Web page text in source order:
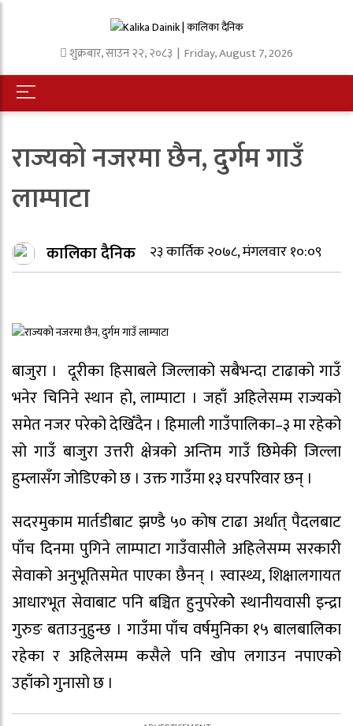
शुक्रबार,साउन२२,२०८३ | Friday, August 7, 2026
राज्यको नजरमा छैन, दुर्गम गाउँ
लाम्पाटा
कालिका दैनिक २३ कार्तिक २०७८, मंगलवार १०:०९
बाजुरा । दूरीका हिसाबले जिल्लाको सबैभन्दा टाढाको गाउँ
भनेर चिनिने स्थान हो, लाम्पाटा । जहाँ अहिलेसम्म राज्यको
समेत नजर परेको देखिँदैन । हिमाली गाउँपालिका–३ मा रहेको
सो गाउँ बाजुरा उत्तरी क्षेत्रको अन्तिम गाउँ छिमेकी जिल्ला
हुम्लासँग जोडिएको छ । उक्त गाउँमा १३ घरपरिवार छन् ।
सदरमुकाम मार्तडीबाट झण्डै ५० कोष टाढा अर्थात् पैदलबाट
पाँच दिनमा पुगिने लाम्पाटा गाउँवासीले अहिलेसम्म सरकारी
सेवाको अनुभूतिसमेत पाएका छैनन् । स्वास्थ्य, शिक्षालगायत
आधारभूत सेवाबाट पनि बञ्चित हुनुपरेकोे स्थानीयवासी इन्द्रा
गुरुङ बताउनुहुन्छ । गाउँमा पाँच वर्षमुनिका १५ बालबालिका
रहेका र अहिलेसम्म कसैले पनि खोप लगाउन नपाएको
उहाँको गुनासो छ ।